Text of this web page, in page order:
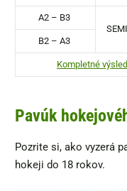
A2 – B3
B2 – A3
Kompletné
Pavúk
Pozrite si, ako vyzerá
hokeji do 18 rokov.